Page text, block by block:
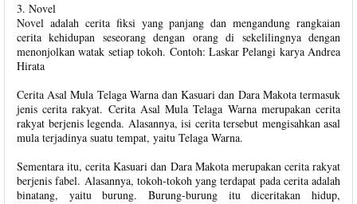
3. Novel
Novel adalah cerita fiksi yang panjang dan mengandung rangkaian
cerita kehidupan seseorang dengan orang di sekelilingnya dengan
menonjolkan watak setiap tokoh. Contoh: Laskar Pelangi karya Andrea
Hirata
Cerita Asal Mula Telaga Warna dan Kasuari dan Dara Makota termasuk
jenis cerita rakyat. Cerita Asal Mula Telaga Warna merupakan cerita
rakyat berjenis legenda. Alasannya, isi cerita tersebut mengisahkan asal
mula terjadinya suatu tempat, yaitu Telaga Warna.
Sementara itu, cerita Kasuari dan Dara Makota merupakan cerita rakyat
berjenis fabel. Alasannya, tokoh-tokoh yang terdapat pada cerita adalah
binatang, yaitu burung. Burung-burung itu diceritakan hidup,